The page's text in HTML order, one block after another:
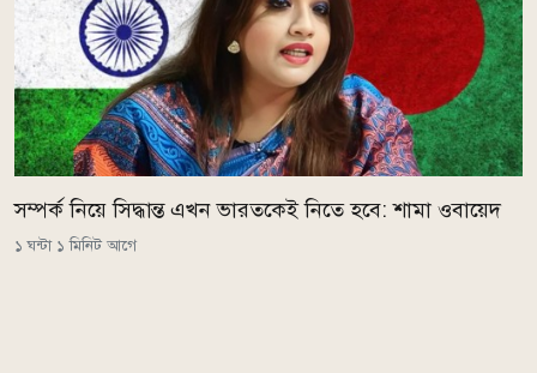
সম্পর্ক নিয়ে সিদ্ধান্ত এখন ভারতকেই নিতে হবে: শামা ওবায়েদ
১ ঘন্টা ১ মিনিট আগে